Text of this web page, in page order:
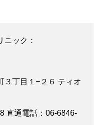
ック：
丁目１−２６ ティオ
直通電話：06-6846-